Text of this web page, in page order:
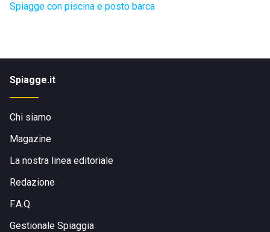
Spiagge con piscina e posto barca
Spiagge.it
Chi siamo
Magazine
La nostra linea editoriale
Redazione
F.A.Q.
Gestionale Spiaggia